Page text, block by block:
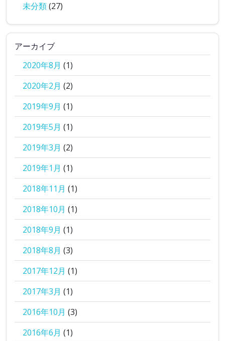
未分類(27)
アーカイブ
2020年8月 (1)
2020年2月 (2)
2019年9月 (1)
2019年5月 (1)
2019年3月 (2)
2019年1月 (1)
2018年11月 (1)
2018年10月 (1)
2018年9月 (1)
2018年8月 (3)
2017年12月 (1)
2017年3月 (1)
2016年10月 (3)
2016年6月 (1)